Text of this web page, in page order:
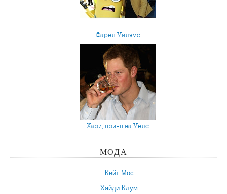
Фарел Уилямс
Хари, принц на Уелс
МОДА
Кейт Мос
Хайди Клум